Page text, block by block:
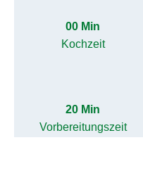
00 Min
Kochzeit
20 Min
Vorbereitungszeit